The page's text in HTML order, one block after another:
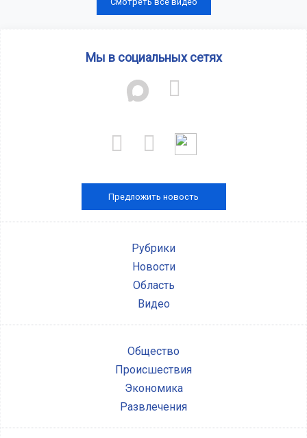
Мы в социальных сетях
Предложить новость
Рубрики
Новости
Область
Видео
Общество
Происшествия
Экономика
Развлечения